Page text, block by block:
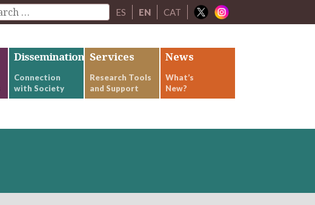
ES EN CAT
Dissemination
Connection
with Society
Services
Research Tools
and Support
News
What’s
New?